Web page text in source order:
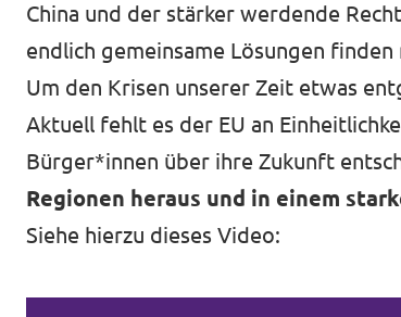
China und der stärker werdende
endlich gemeinsame Lösungen finden
Um den Krisen unserer Zeit etwas
Aktuell fehlt es der EU an
Bürger*innen über ihre Zukunft
Regionen heraus und in einem
Siehe hierzu dieses Video: